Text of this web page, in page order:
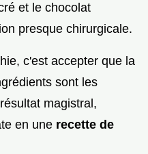
et le chocolat
presque chirurgicale.
c'est accepter que la
sont les
magistral,
en une recette de